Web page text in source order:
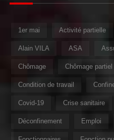
1er mai Activité partielle
Alain VILA ASA
Chômage Chômage partiel
Condition de travail
Covid-19 Crise sanitaire
Déconfinement Emploi